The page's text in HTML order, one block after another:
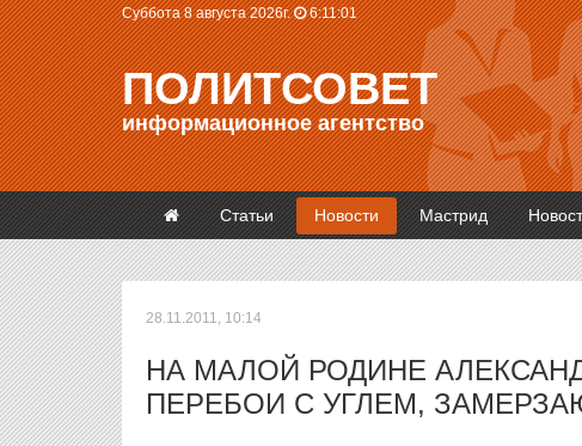
Суббота 8 августа 2026г. 6:11:01
ПОЛИТСОВЕТ
информационное агентство
Статьи Новости Мастрид
28.11.2011, 10:14
НА МАЛОЙ РОДИНЕ
ПЕРЕБОИ С УГЛЕМ,